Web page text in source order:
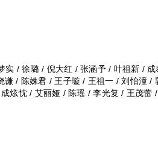
实 / 徐璐 / 倪大红 / 张涵予 / 叶祖新 /
/ 陈姝君 / 王子璇 / 王祖一 / 刘怡潼 /
炫忱 / 艾丽娅 / 陈瑶 / 李光复 / 王茂蕾